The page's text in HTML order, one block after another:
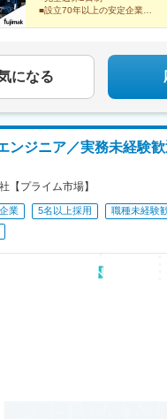
／佐賀県／長崎県／熊本県／大分
※転勤は必ず相談の上、決定いた
※受動喫煙対策：オフィス内禁煙
西市駅、周防下郷駅、香西駅、吉
駅(福岡県)、競馬場前駅(福岡県)
本駅、田原町駅(東京都)、新井薬
田駅(京都府)、竹下駅、守恒駅、
■設立70年以上の安定企業
高級ホテル・レストランに選ば
品質と機能美にこだわった『魅
になる
ンジニア／実務未経験
【プライム市場】
業 5名以上採用
職種未経験